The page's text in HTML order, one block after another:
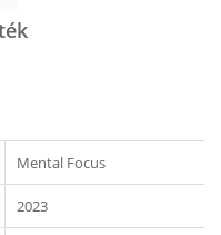
Mental Focus
2023